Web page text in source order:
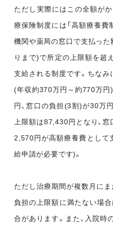
ただし実際にはこの全額が
療保険制度には「高額療養費
機関や薬局の窓口で支払っ
りまで)で所定の上限額を超
支給される制度です。ちな
(年収約370万円～約770万円
円、窓口の負担(3割)が30万
上限額は87,430円となり、
2,570円が高額療養費として
給申請が必要です)。
ただし治療期間が複数月に
負担の上限額に満たない場
合があります。また、入院時